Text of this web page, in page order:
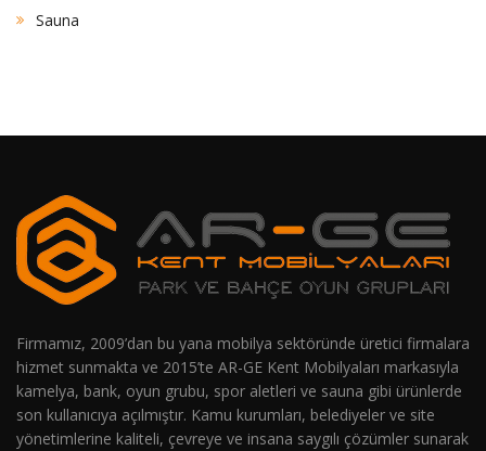
Sauna
Firmamız, 2009’dan bu yana mobilya sektöründe üretici firmalara
hizmet sunmakta ve 2015’te AR-GE Kent Mobilyaları markasıyla
kamelya, bank, oyun grubu, spor aletleri ve sauna gibi ürünlerde
son kullanıcıya açılmıştır. Kamu kurumları, belediyeler ve site
yönetimlerine kaliteli, çevreye ve insana saygılı çözümler sunarak